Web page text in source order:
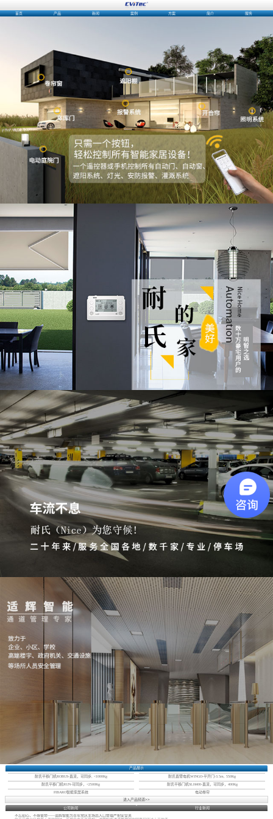
首页 产品 新闻 案例 方案 简介 服务
产品展示
耐氏平移门机ROBUS-直流，可同步, <1000Kg 耐氏直臂电机WINGO-平开门-3.5m, 550Kg
耐氏平移门机RUN-可同步，<2500Kg 耐氏平移门机SLH400-直流，可同步，400Kg
FIBARO智能家居系统
电动卷帘
进入产品频道>>
公司新闻
行业新闻
不忘初心，不辱使命——适辉智能为百年党庆主场出入口管理严把安全关